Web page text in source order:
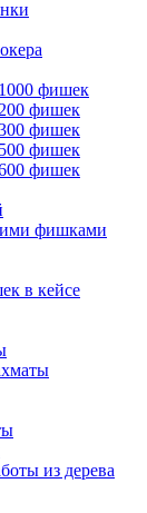
фишек
фишек
фишек
фишек
фишек
фишками
в кейсе
из дерева